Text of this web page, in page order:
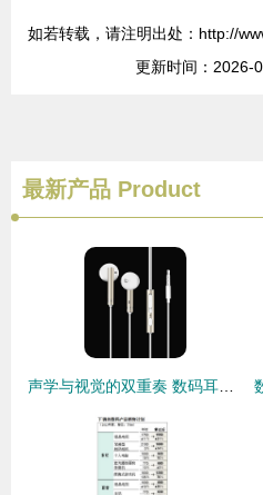
如若转载，请注明出处：http://
更新时间：2026-
最新产品 Product